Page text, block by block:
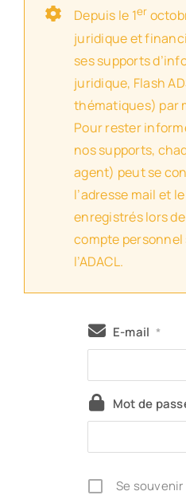
Depuis le 1er
juridique et
ses supports
juridique, Flash
thématiques) par
Pour rester
nos supports,
agent) peut se
l’adresse mail et
enregistrés lors
compte personnel
l’ADACL.
E-mail *
Mot de
Se souvenir